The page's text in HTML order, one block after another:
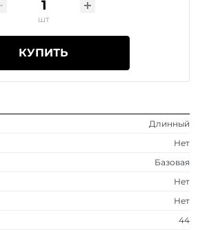
шт
КУПИТЬ
Длинный
Нет
Базовая
Нет
Нет
44